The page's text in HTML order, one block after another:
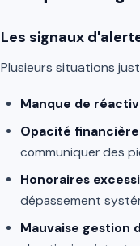
Les signaux
Plusieurs situations
Manque de
Opacité financière
communiquer des
Honoraires
dépassement
Mauvaise gestion